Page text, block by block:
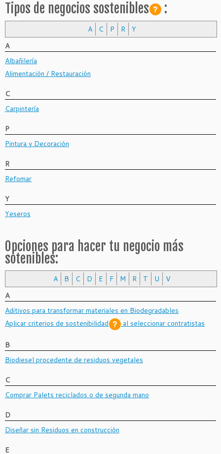
Tipos de negocios sostenibles :
A C P R Y
A
Albañilería
Alimentación / Restauración
C
Carpintería
P
Pintura y Decoración
R
Refomar
Y
Yeseros
Opciones para hacer tu negocio más
sotenibles:
A B C D E F M R T U V
A
Aditivos para transformar materiales en Biodegradables
Aplicar criterios de sostenibilidad al seleccionar contratistas
B
Biodiesel procedente de residuos vegetales
C
Comprar Palets reciclados o de segunda mano
D
Diseñar sin Residuos en construcción
E